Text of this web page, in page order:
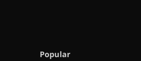
Popular